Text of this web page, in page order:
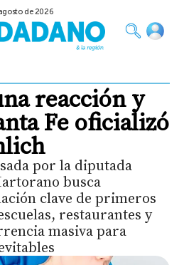
de 2026
reacción y
Fe oficializó
por la diputada
busca
clave de primeros
restaurantes y
masiva para